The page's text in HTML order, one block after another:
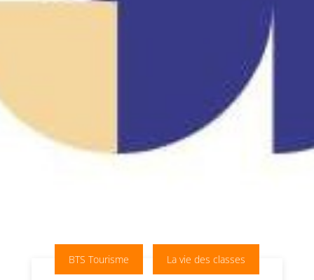
BTS Tourisme La vie des classes